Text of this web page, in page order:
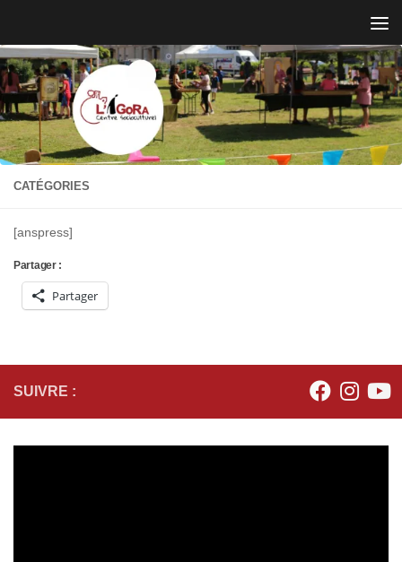
CATÉGORIES
[anspress]
Partager :
Partager
SUIVRE :